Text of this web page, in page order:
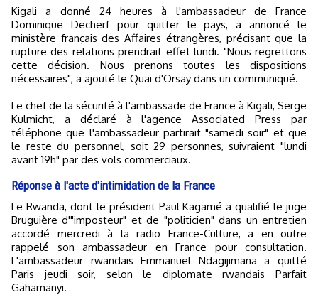
Kigali a donné 24 heures à l'ambassadeur de France
Dominique Decherf pour quitter le pays, a annoncé le
ministère français des Affaires étrangères, précisant que la
rupture des relations prendrait effet lundi. "Nous regrettons
cette décision. Nous prenons toutes les dispositions
nécessaires", a ajouté le Quai d'Orsay dans un communiqué.
Le chef de la sécurité à l'ambassade de France à Kigali, Serge
Kulmicht, a déclaré à l'agence Associated Press par
téléphone que l'ambassadeur partirait "samedi soir" et que
le reste du personnel, soit 29 personnes, suivraient "lundi
avant 19h" par des vols commerciaux.
Réponse à l'acte d'intimidation de la France
Le Rwanda, dont le président Paul Kagamé a qualifié le juge
Bruguière d'"imposteur" et de "politicien" dans un entretien
accordé mercredi à la radio France-Culture, a en outre
rappelé son ambassadeur en France pour consultation.
L'ambassadeur rwandais Emmanuel Ndagijimana a quitté
Paris jeudi soir, selon le diplomate rwandais Parfait
Gahamanyi.